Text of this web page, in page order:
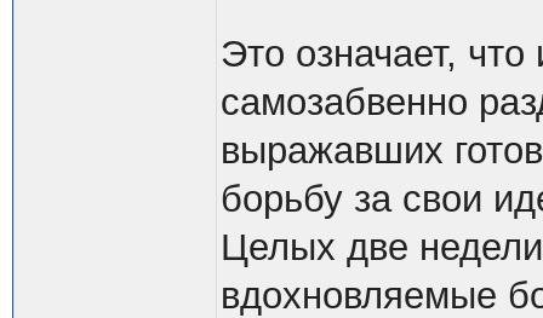
Это означает,
самозабвенно
выражавших
борьбу за свои
Целых две
вдохновляемые